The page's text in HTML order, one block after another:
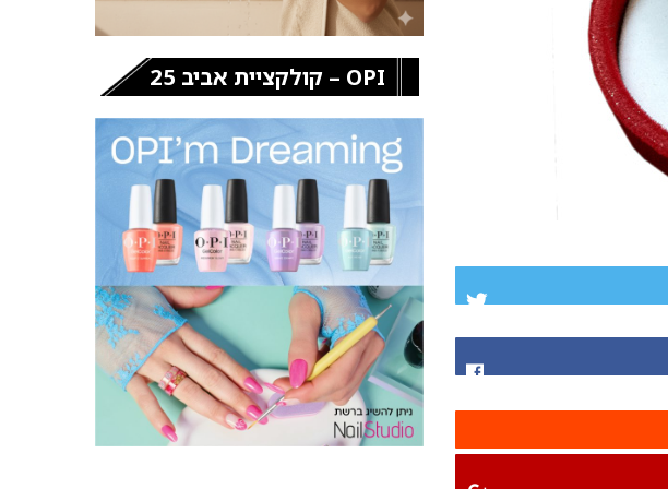
OPI – קולקציית אביב 25